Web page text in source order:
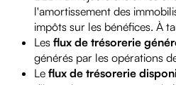
l'amortissement des
impôts sur les bénéfices. À
Les flux de trésorerie
générés par les opérations
Le flux de trésorerie